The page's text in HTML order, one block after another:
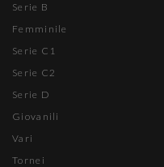
Serie B
Femminile
Serie C1
Serie C2
Serie D
Giovanili
Vari
Tornei